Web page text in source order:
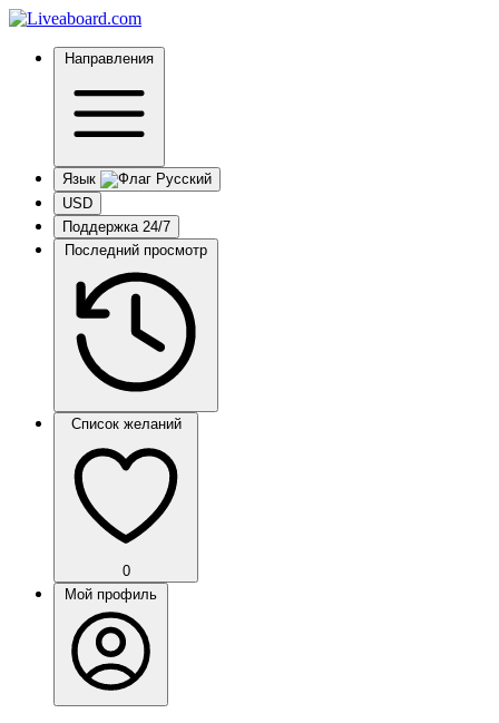
Направления
Язык
USD
Поддержка 24/7
Последний просмотр
Список желаний
0
Мой профиль